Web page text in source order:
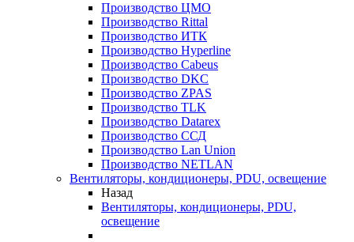
Производство ЦМО
Производство Rittal
Производство ИТК
Производство Hyperline
Производство Cabeus
Производство DKC
Производство ZPAS
Производство TLK
Производство Datarex
Производство ССД
Производство Lan Union
Производство NETLAN
Вентиляторы, кондиционеры, PDU, освещение
Назад
Вентиляторы, кондиционеры, PDU,
освещение